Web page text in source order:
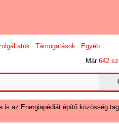
Támogatások
Egyéb
Már642
is az Energiapédiát építő közösség